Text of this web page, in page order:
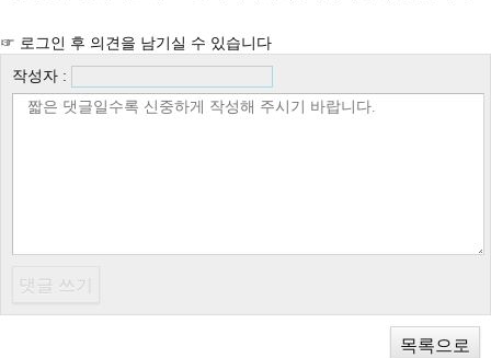
☞ 로그인 후 의견을 남기실 수 있습니다
작성자 :
목록으로